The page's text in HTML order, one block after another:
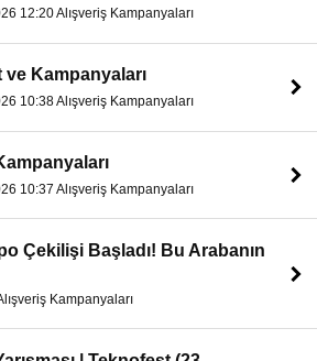
12:20 Alışveriş Kampanyaları
Kampanyaları
10:38 Alışveriş Kampanyaları
10:37 Alışveriş Kampanyaları
Çekilişi Başladı! Bu Arabanın
Kampanyaları